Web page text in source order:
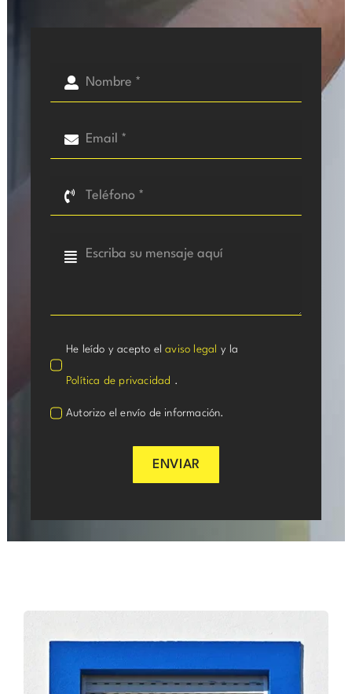
He leído y acepto elaviso legal y la
Política de privacidad .
Autorizo el envío de información.
ENVIAR